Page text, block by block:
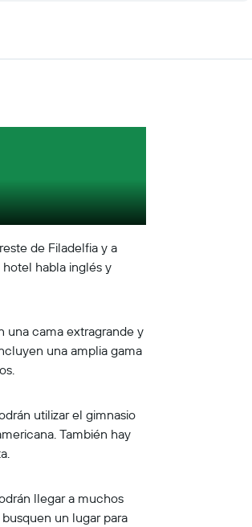
de Filadelfia y a
habla inglés y
una cama extragrande y
una amplia gama
utilizar el gimnasio
También hay
llegar a muchos
un lugar para